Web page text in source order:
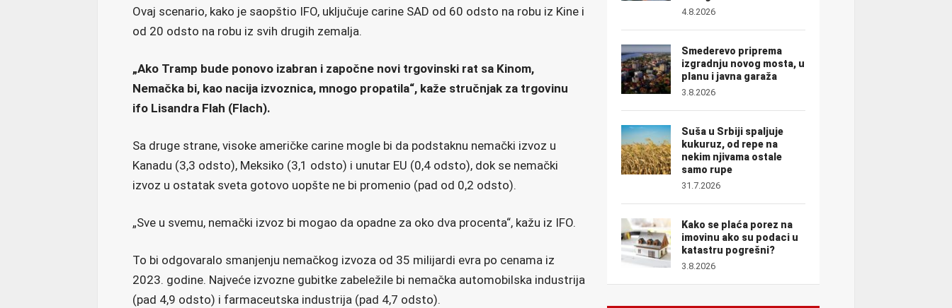
Ovaj scenario, kako je saopštio IFO, uključuje carine SAD od 60 odsto na robu iz Kine i
od 20 odsto na robu iz svih drugih zemalja.
„Ako Tramp bude ponovo izabran i započne novi trgovinski rat sa Kinom,
Nemačka bi, kao nacija izvoznica, mnogo propatila“, kaže stručnjak za trgovinu
ifo Lisandra Flah (Flach).
Sa druge strane, visoke američke carine mogle bi da podstaknu nemački izvoz u
Kanadu (3,3 odsto), Meksiko (3,1 odsto) i unutar EU (0,4 odsto), dok se nemački
izvoz u ostatak sveta gotovo uopšte ne bi promenio (pad od 0,2 odsto).
„Sve u svemu, nemački izvoz bi mogao da opadne za oko dva procenta“, kažu iz IFO.
To bi odgovaralo smanjenju nemačkog izvoza od 35 milijardi evra po cenama iz
2023. godine. Najveće izvozne gubitke zabeležile bi nemačka automobilska industrija
(pad 4,9 odsto) i farmaceutska industrija (pad 4,7 odsto).
4.8.2026
Smederevo priprema
izgradnju novog mosta, u
planu i javna garaža
3.8.2026
Suša u Srbiji spaljuje
kukuruz, od repe na
nekim njivama ostale
samo rupe
31.7.2026
Kako se plaća porez na
imovinu ako su podaci u
katastru pogrešni?
3.8.2026